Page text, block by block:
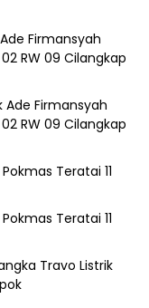
Firmansyah
RW 09 Cilangkap
Firmansyah
RW 09 Cilangkap
Teratai 11
Teratai 11
Travo Listrik